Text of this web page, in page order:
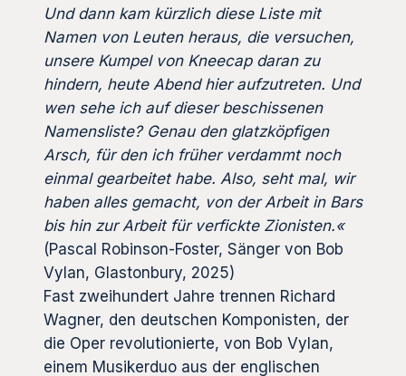
Und dann kam kürzlich diese Liste mit
Namen von Leuten heraus, die versuchen,
unsere Kumpel von Kneecap daran zu
hindern, heute Abend hier aufzutreten. Und
wen sehe ich auf dieser beschissenen
Namensliste? Genau den glatzköpfigen
Arsch, für den ich früher verdammt noch
einmal gearbeitet habe. Also, seht mal, wir
haben alles gemacht, von der Arbeit in Bars
bis hin zur Arbeit für verfickte Zionisten.«
(Pascal Robinson-Foster, Sänger von Bob
Vylan, Glastonbury, 2025)
Fast zweihundert Jahre trennen Richard
Wagner, den deutschen Komponisten, der
die Oper revolutionierte, von Bob Vylan,
einem Musikerduo aus der englischen